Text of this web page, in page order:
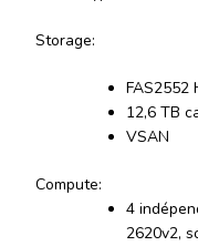
Storage:
FAS2552
12,6 TB
VSAN
Compute:
4
2620v2,